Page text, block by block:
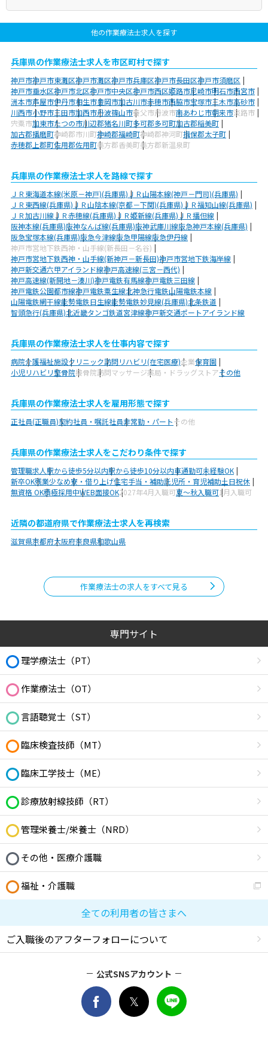
他の作業療法士求人を探す
兵庫県の作業療法士求人を市区町村で探す
神戸市神戸市東灘区神戸市灘区神戸市兵庫区神戸市長田区神戸市須磨区
神戸市垂水区神戸市北区神戸市中央区神戸市西区姫路市尼崎市明石市西宮市
洲本市芦屋市伊丹市相生市豊岡市加古川市赤穂市西脇市宝塚市三木市高砂市
川西市小野市三田市加西市丹波篠山市養父市丹波市南あわじ市朝来市淡路市
宍粟市加東市たつの市川辺郡猪名川町多可郡多可町加古郡稲美町
加古郡播磨町神崎郡市川町神崎郡福崎町神崎郡神河町揖保郡太子町
赤穂郡上郡町佐用郡佐用町美方郡香美町美方郡新温泉町
兵庫県の作業療法士求人を路線で探す
ＪＲ東海道本線(米原－神戸)(兵庫県)ＪＲ山陽本線(神戸－門司)(兵庫県)
ＪＲ東西線(兵庫県)ＪＲ山陰本線(京都－下関)(兵庫県)ＪＲ福知山線(兵庫県)
ＪＲ加古川線ＪＲ赤穂線(兵庫県)ＪＲ姫新線(兵庫県)ＪＲ播但線
阪神本線(兵庫県)阪神なんば線(兵庫県)阪神武庫川線阪急神戸本線(兵庫県)
阪急宝塚本線(兵庫県)阪急今津線阪急甲陽線阪急伊丹線
神戸市営地下鉄西神・山手線(新長田－名谷)
神戸市営地下鉄西神・山手線(新神戸－新長田)神戸市営地下鉄海岸線
神戸新交通六甲アイランド線神戸高速線(三宮－西代)
神戸高速線(新開地－湊川)神戸電鉄有馬線神戸電鉄三田線
神戸電鉄公園都市線神戸電鉄粟生線北神急行電鉄山陽電鉄本線
山陽電鉄網干線能勢電鉄日生線能勢電鉄妙見線(兵庫県)北条鉄道
智頭急行(兵庫県)北近畿タンゴ鉄道宮津線神戸新交通ポートアイランド線
兵庫県の作業療法士求人を仕事内容で探す
病院介護福祉施設クリニック訪問リハビリ(在宅医療)企業保育園
小児リハビリ整骨院接骨院訪問マッサージ薬局・ドラッグストアその他
兵庫県の作業療法士求人を雇用形態で探す
正社員(正職員)契約社員・嘱託社員非常勤・パートその他
兵庫県の作業療法士求人をこだわり条件で探す
管理職求人駅から徒歩5分以内駅から徒歩10分以内車通勤可未経験OK
新卒OK残業少なめ寮・借り上げ住宅手当・補助託児所・育児補助土日祝休
無資格 OK積極採用中WEB面接OK2027年4月入職可夏～秋入職可1月入職可
近隣の都道府県で作業療法士求人を再検索
滋賀県京都府大阪府奈良県和歌山県
作業療法士の求人をすべて見る
専門サイト
理学療法士（PT）
作業療法士（OT）
言語聴覚士（ST）
臨床検査技師（MT）
臨床工学技士（ME）
診療放射線技師（RT）
管理栄養士/栄養士（NRD）
その他・医療介護職
福祉・介護職
全ての利用者の皆さまへ
ご入職後のアフターフォローについて
公式SNSアカウント